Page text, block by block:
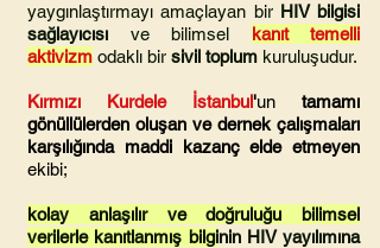
yaygınlaştırmayı amaçlayan bir HIV bilgisi
sağlayıcısı ve bilimsel kanıt temelli
aktivizm odaklı bir sivil toplum kuruluşudur.
Kırmızı Kurdele İstanbul'un tamamı
gönüllülerden oluşan ve dernek çalışmaları
karşılığında maddi kazanç elde etmeyen
ekibi;
kolay anlaşılır ve doğruluğu bilimsel
verilerle kanıtlanmış bilginin HIV yayılımına